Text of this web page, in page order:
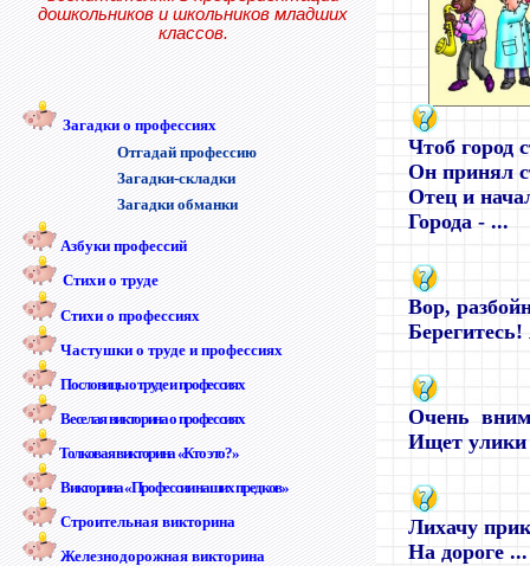
дошкольников и школьников младших
классов.
Загадки о профессиях
Отгадай профессию
Загадки-складки
Загадки обманки
Азбуки профессий
Стихи о труде
Стихи о профессиях
Частушки о труде и профессиях
Пословицы о труде и профессиях
Веселая викторина о профессиях
Толковая викторина «Кто это?»
Викторина «Профессии наших предков»
Строительная викторина
Железнодорожная викторина
Чтоб город
Он принял
Отец и
Города - ...
Вор,
Очень
Ищет улики
Лихачу
На дороге ...